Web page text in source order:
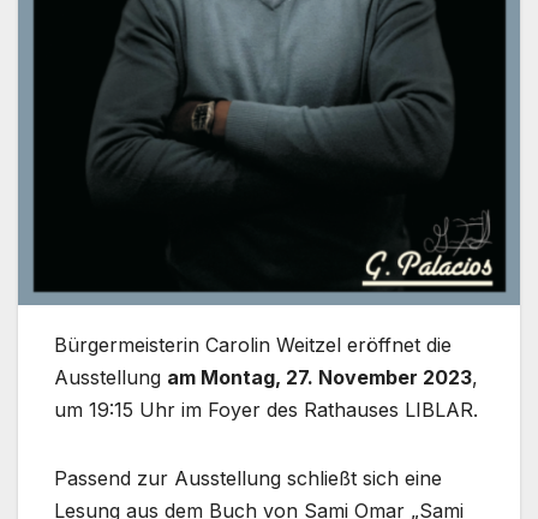
Bürgermeisterin Carolin Weitzel eröffnet die
Ausstellung am Montag, 27. November 2023,
um 19:15 Uhr im Foyer des Rathauses LIBLAR.
Passend zur Ausstellung schließt sich eine
Lesung aus dem Buch von Sami Omar „Sami